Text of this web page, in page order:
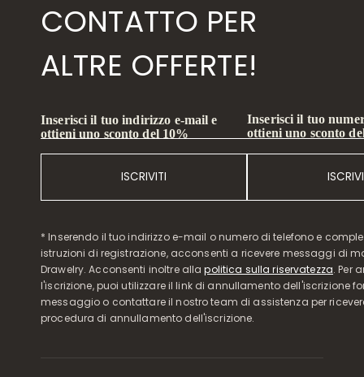
CONTATTO PER
ALTRE OFFERTE!
Inserisci il tuo indirizzo e-mail e
ottieni uno sconto del 10%
ISCRIVITI
Inserisci il tuo
ottieni uno sconto
* Inserendo il tuo indirizzo e-mail o numero di telefono e
istruzioni di registrazione, acconsenti a ricevere messaggi di
Drawelry. Acconsenti inoltre allapolitica sulla riservatezza. Per
l'iscrizione, puoi utilizzare il link di annullamento dell'iscrizione
messaggio o contattare il nostro team di assistenza per
procedura di annullamento dell'iscrizione.